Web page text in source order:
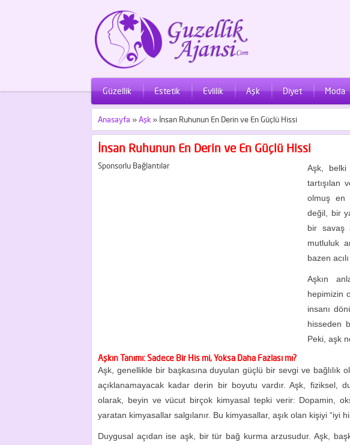
Güzellik Estetik Evlilik Aşk Diyet Moda
Anasayfa »Aşk » İnsan Ruhunun En Derin ve En Güçlü Hissi
İnsan Ruhunun En Derin ve En Güçlü Hissi
Sponsorlu Bağlantılar
Aşk, belki
tartışılan
olmuş en
değil, bir
bir savaş
mutluluk
bazen
Aşkın
hepimizin
insanı
hisseden
Peki, aşk
Aşkın Tanımı: Sadece Bir His mi, Yoksa Daha Fazlası mı?
Aşk, genellikle bir başkasına duyulan güçlü bir sevgi ve bağlılık
açıklanamayacak kadar derin bir boyutu vardır. Aşk, fiziksel,
olarak, beyin ve vücut birçok kimyasal tepki verir: Dopamin,
yaratan kimyasallar salgılanır. Bu kimyasallar, aşık olan kişiyi “iyi
Duygusal açıdan ise aşk, bir tür bağ kurma arzusudur. Aşk,